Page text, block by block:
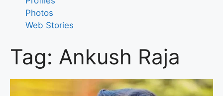
Photos
Web Stories
Tag: Ankush Raja